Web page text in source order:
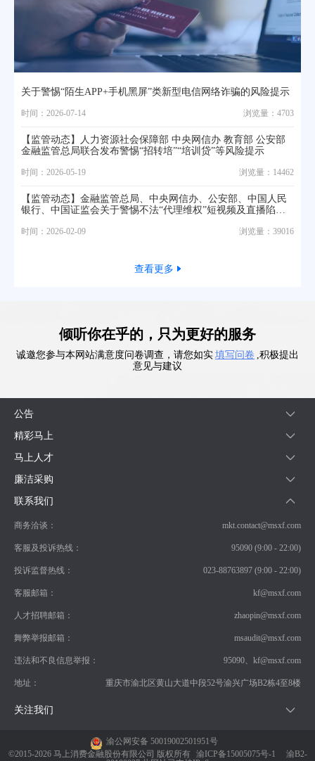
关于警惕“陌生APP+手机黑屏”类新型电信网络诈骗的风险提示
时间：2026-07-14 浏览量：4703
【监管动态】人力资源社会保障部 中央网信办 教育部 公安部
金融监管总局联合发布警惕“招转培”“培训贷”等风险提示
时间：2026-05-19 浏览量：14462
【监管动态】金融监管总局、中央网信办、公安部、中国人民
银行、中国证监会关于警惕不法“代理维权”短视频及直播陷阱
时间：2026-02-09 浏览量：39016
查看更多
倾听你在乎的，只为更好的服务
诚邀您参与本网站满意度问卷调查，请您如实 填写问卷 ,积极提出
意见与建议
公告
精彩马上
马上人才
廉洁采购
联系我们
商务洽谈： mkt.contact@msxf.com
客服及投诉热线： 95090 (9:00 - 22:00)
投诉监督热线： 023-88763897 (9:00 - 22:00)
客服邮箱： kf@msxf.com
人才招聘邮箱： zhaopin@msxf.com
舞弊举报邮箱： msaudit@msxf.com
违法和不良信息举报： 95090、kf@msxf.com
地址： 重庆市渝北区黄山大道中段52号渝兴广场B2栋4至8楼
关注我们
渝公网安备 50019002501951号
©2015-2026 马上消费金融股份有限公司 版权所有 渝ICP备15005075号-1
渝B2-